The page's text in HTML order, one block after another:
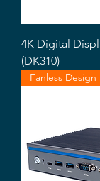
4K Digital
(DK310)
Fanless Design